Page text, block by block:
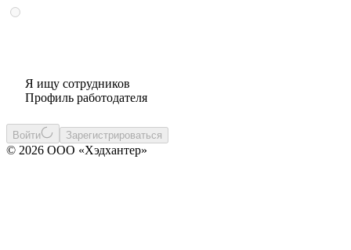
Я ищу сотрудников
Профиль работодателя
Войти Зарегистрироваться
© 2026 ООО «Хэдхантер»